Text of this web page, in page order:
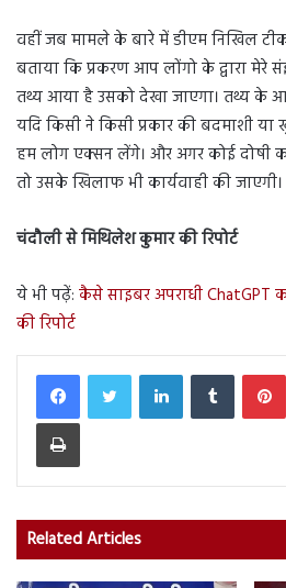
वहीं जब मामले के बारे में डीएम निखिल
बताया कि प्रकरण आप लोंगो के द्वारा मेरे
तथ्य आया है उसको देखा जाएगा। तथ्य के
यदि किसी ने किसी प्रकार की बदमाशी या
हम लोग एक्सन लेंगे। और अगर कोई दोषी
तो उसके खिलाफ भी कार्यवाही की जाएगी।
चंदौली से मिथिलेश कुमार की रिपोर्ट
ये भी पढ़ें: कैसे साइबर अपराधी ChatGPT
की रिपोर्ट
LinkedInTumblr
Print
Related Articles